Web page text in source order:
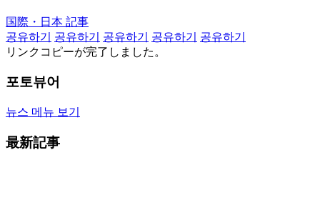
国際・日本 記事
공유하기
공유하기 공유하기 공유하기
공유하기
リンクコピーが完了しました。
포토뷰어
뉴스 메뉴 보기
最新記事